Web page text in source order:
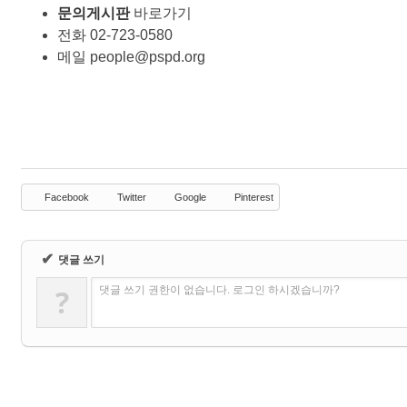
문의게시판바로가기
전화 02-723-0580
메일 people@pspd.org
Facebook Twitter Google Pinterest
✔ 댓글 쓰기
? 댓글 쓰기 권한이 없습니다. 로그인 하시겠습니까?